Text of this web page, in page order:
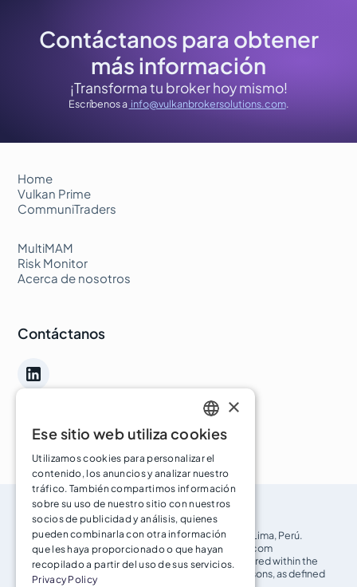
Contáctanos para obtener
más información
¡Transforma tu broker hoy mismo!
Escríbenos a info@vulkanbrokersolutions.com.
Home
Vulkan Prime
CommuniTraders
MultiMAM
Risk Monitor
Acerca de nosotros
Contáctanos
Copyright © 2025. All rights reserved.
Dirección: Los Mirtos 239 Urb. San Eugenio, Lince, Lima, Perú.
Correo electrónico:info@vulkanbrokersolutions.com
The services and products above are not being offered within the
United States (US) and not being oﬀered to US Persons, as defined
ENGLISH
SPANISH
×
Ese sitio web utiliza cookies
Utilizamos cookies para personalizar el
contenido, los anuncios y analizar nuestro
tráfico. También compartimos información
sobre su uso de nuestro sitio con nuestros
socios de publicidad y análisis, quienes
pueden combinarla con otra información
que les haya proporcionado o que hayan
recopilado a partir del uso de sus servicios.
Privacy Policy